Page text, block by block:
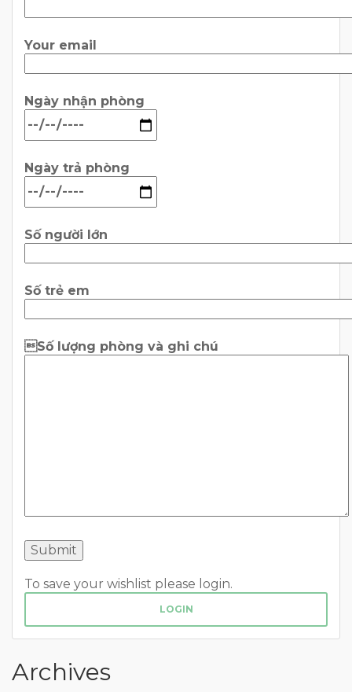
Your email
Ngày nhận phòng
Ngày trả phòng
Số người lớn
Số trẻ em
Số lượng phòng và ghi chú
To save your wishlist please login.
LOGIN
Archives